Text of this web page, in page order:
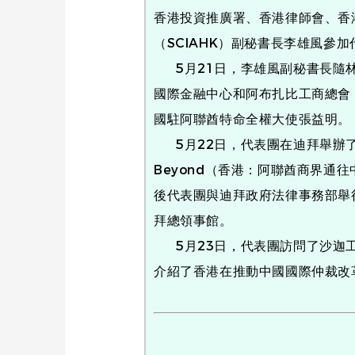
香港投資推廣署、香港律師會、
（SCIAHK）副秘書長李雄風參
5月21日，李雄風副秘書長隨林
國際金融中心和阿布扎比工商總
國駐阿聯酋特命全權大使張益明。
5月22日，代表團在迪拜舉
Beyond（香港：阿聯酋商界通往
後代表團與迪拜政府法律事務部
拜總領事館。
5月23日，代表團訪問了沙迦工
介紹了香港在推動中國國際仲裁